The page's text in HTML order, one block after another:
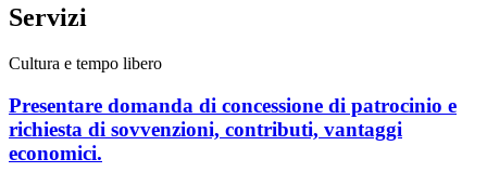
Servizi
Cultura e tempo libero
Presentare domanda di concessione di patrocinio e
richiesta di sovvenzioni, contributi, vantaggi
economici.